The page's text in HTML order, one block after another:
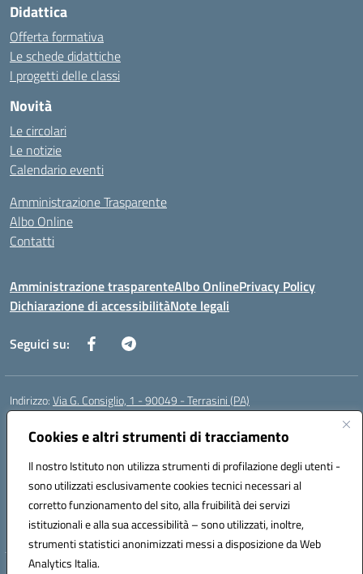
Cookies e altri strumenti di tracciamento
Il nostro Istituto non utilizza strumenti di profilazione degli utenti -
sono utilizzati esclusivamente cookies tecnici necessari al
corretto funzionamento del sito, alla fruibilità dei servizi
istituzionali e alla sua accessibilità – sono utilizzati, inoltre,
strumenti statistici anonimizzati messi a disposizione da Web
Analytics Italia.
Didattica
Offerta formativa
Le schede didattiche
I progetti delle classi
Novità
Le circolari
Le notizie
Calendario eventi
Amministrazione Trasparente
Albo Online
Contatti
Amministrazione trasparenteAlbo OnlinePrivacy Policy
Dichiarazione di accessibilitàNote legali
Seguici su:
Indirizzo:Via G. Consiglio, 1 - 90049 - Terrasini (PA)
Centralino:
Posta elettronica certificata (PEC):paic88700d@pec.istruzione.it
Codice fiscale: 80025710825
Codice meccanografico:PAIC88700D
Codice Indice delle Pubbliche Amministrazioni (IPA): istsc_paic88700d
Codice unico di fatturazione (CUF): UF7LHF